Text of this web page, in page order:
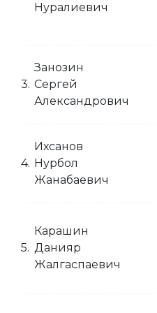
Нуралиевич
3.
Занозин
Сергей
Александрович
4.
Ихсанов
Нурбол
Жанабаевич
5.
Карашин
Данияр
Жалгаспаевич